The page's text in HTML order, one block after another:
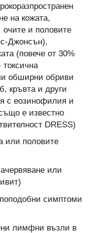
на кожата,
очите и половите
Джонсън),
(повече от 30%
токсична
обширни обриви
кръвта и други
с еозинофилия и
е известно
DRESS)
или половите
или
симптоми
лимфни възли в